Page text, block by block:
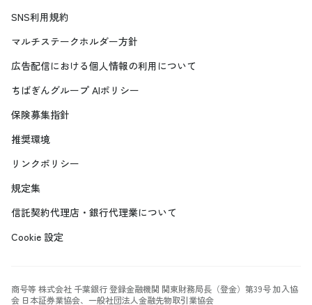
SNS利用規約
マルチステークホルダー方針
広告配信における個人情報の利用について
ちばぎんグループ AIポリシー
保険募集指針
推奨環境
リンクポリシー
規定集
信託契約代理店・銀行代理業について
Cookie 設定
商号等 株式会社 千葉銀行 登録金融機関 関東財務局長（登金）第39号 加入協
会 日本証券業協会、一般社団法人金融先物取引業協会